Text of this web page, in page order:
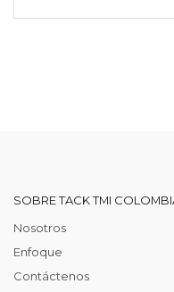
SOBRE TACK TMI
Nosotros
Enfoque
Contáctenos